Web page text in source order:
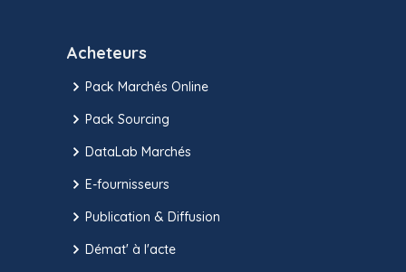
Acheteurs
Pack Marchés Online
Pack Sourcing
DataLab Marchés
E-fournisseurs
Publication & Diffusion
Démat' à l'acte